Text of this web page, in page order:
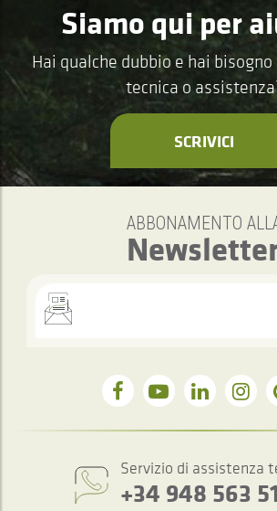
Siamo qui per
Hai qualche dubbio e hai
tecnica o
SCRIVICI
ABBONAMENTO
Servizio di assistenza
+34 948 563